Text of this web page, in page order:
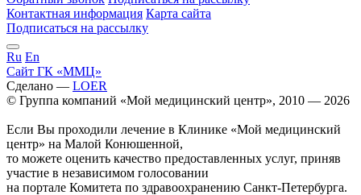
Контактная информация Карта сайта
Подписаться на рассылку
Ru En
Сайт ГК «ММЦ»
Сделано — LOER
© Группа компаний «Мой медицинский центр», 2010 — 2026
Если Вы проходили лечение в Клинике «Мой медицинский
центр» на Малой Конюшенной,
то можете оценить качество предоставленных услуг, приняв
участие в независимом голосовании
на портале Комитета по здравоохранению Санкт-Петербурга.